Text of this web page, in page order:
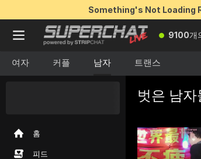
Something's Not Loading
9100개
여자 커플 남자 트랜스
홈
피드
벗은 남